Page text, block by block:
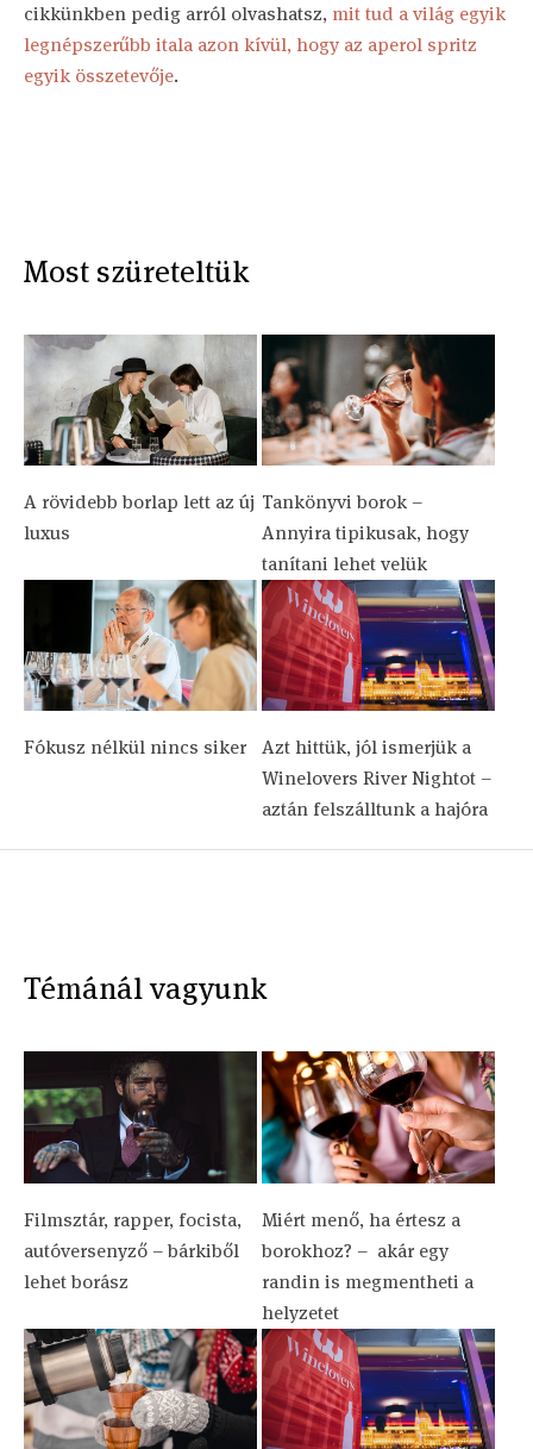
cikkünkben pedig arról olvashatsz, mit tud a világ egyik
legnépszerűbb itala azon kívül, hogy az aperol spritz
egyik összetevője.
Most szüreteltük
A rövidebb borlap lett az új
luxus
Tankönyvi borok –
Annyira tipikusak, hogy
tanítani lehet velük
Fókusz nélkül nincs siker
Azt hittük, jól ismerjük a
Winelovers River Nightot –
aztán felszálltunk a hajóra
Témánál vagyunk
Filmsztár, rapper, focista,
autóversenyző – bárkiből
lehet borász
Miért menő, ha értesz a
borokhoz? – ​ akár egy
randin is megmentheti a
helyzetet